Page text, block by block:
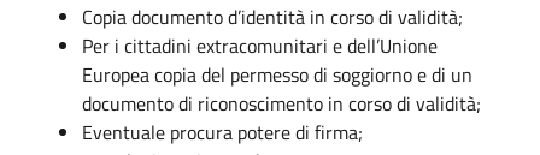
Copia documento d’identità in corso di validità;
Per i cittadini extracomunitari e dell’Unione
Europea copia del permesso di soggiorno e di un
documento di riconoscimento in corso di validità;
Eventuale procura potere di firma;